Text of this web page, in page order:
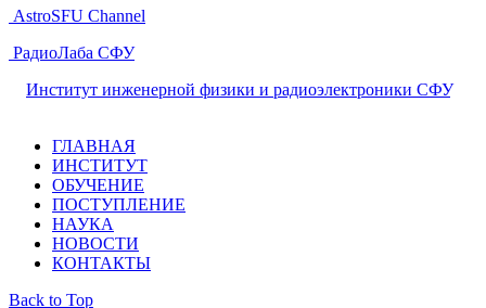
AstroSFU Channel
РадиоЛаба СФУ
Институт инженерной физики и радиоэлектроники СФУ,
ГЛАВНАЯ
ИНСТИТУТ
ОБУЧЕНИЕ
ПОСТУПЛЕНИЕ
НАУКА
НОВОСТИ
КОНТАКТЫ
Back to Top